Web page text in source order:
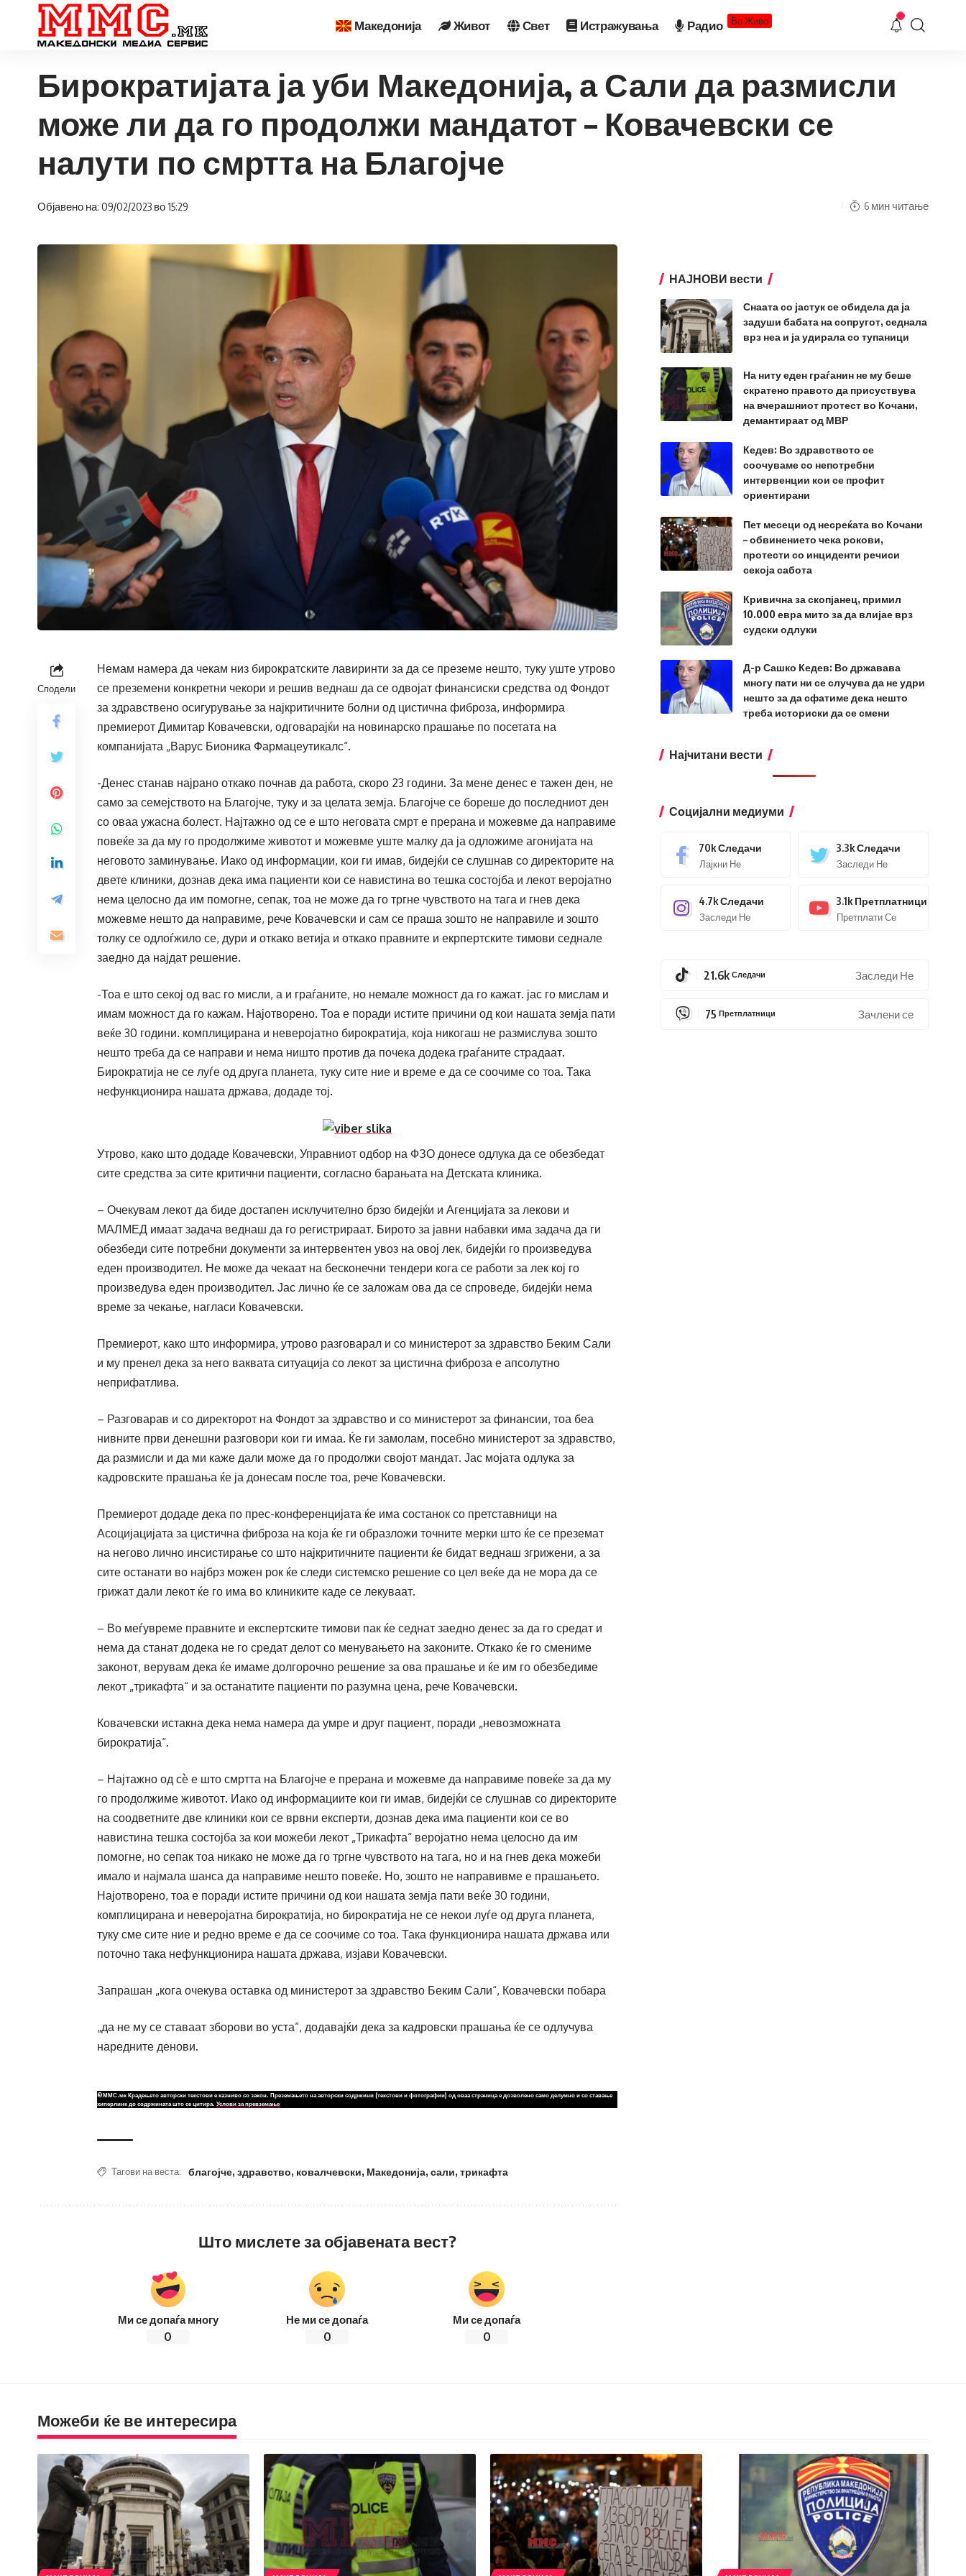
Македонија Живот Свет Истражувања Радио Во Живо
Бирократијата ја уби Македонија, а Сали да размисли
може ли да го продолжи мандатот – Ковачевски се
налути по смртта на Благојче
Објавено на: 09/02/2023 во 15:29 6 мин читање
Сподели
Немам намера да чекам низ бирократските лавиринти за да се преземе нешто, туку уште утрово
се преземени конкретни чекори и решив веднаш да се одвојат финансиски средства од Фондот
за здравствено осигурување за најкритичните болни од цистична фиброза, информира
премиерот Димитар Ковачевски, одговарајќи на новинарско прашање по посетата на
компанијата „Варус Бионика Фармацеутикалс“.
-Денес станав најрано откако почнав да работа, скоро 23 години. За мене денес е тажен ден, не
само за семејството на Благојче, туку и за целата земја. Благојче се бореше до последниот ден
со оваа ужасна болест. Најтажно од се е што неговата смрт е прерана и можевме да направиме
повеќе за да му го продолжиме животот и можевме уште малку да ја одложиме агонијата на
неговото заминување. Иако од информации, кои ги имав, бидејќи се слушнав со директорите на
двете клиники, дознав дека има пациенти кои се навистина во тешка состојба и лекот веројатно
нема целосно да им помогне, сепак, тоа не може да го тргне чувството на тага и гнев дека
можевме нешто да направиме, рече Ковачевски и сам се праша зошто не направиле и зошто
толку се одлоѓжило се, дури и откако ветија и откако правните и екрпертските тимови седнале
заедно да најдат решение.
-Тоа е што секој од вас го мисли, а и граѓаните, но немале можност да го кажат. јас го мислам и
имам можност да го кажам. Најотворено. Тоа е поради истите причини од кои нашата земја пати
веќе 30 години. комплицирана и неверојатно бирократија, која никогаш не размислува зошто
нешто треба да се направи и нема ништо против да почека додека граѓаните страдаат.
Бирократија не се луѓе од друга планета, туку сите ние и време е да се соочиме со тоа. Така
нефункционира нашата држава, додаде тој.
Утрово, како што додаде Ковачевски, Управниот одбор на ФЗО донесе одлука да се обезбедат
сите средства за сите критични пациенти, согласно барањата на Детската клиника.
– Очекувам лекот да биде достапен исклучително брзо бидејќи и Агенцијата за лекови и
МАЛМЕД имаат задача веднаш да го регистрираат. Бирото за јавни набавки има задача да ги
обезбеди сите потребни документи за интервентен увоз на овој лек, бидејќи го произведува
еден производител. Не може да чекаат на бесконечни тендери кога се работи за лек кој го
произведува еден производител. Јас лично ќе се заложам ова да се спроведе, бидејќи нема
време за чекање, нагласи Ковачевски.
Премиерот, како што информира, утрово разговарал и со министерот за здравство Беким Сали
и му пренел дека за него ваквата ситуација со лекот за цистична фиброза е апсолутно
неприфатлива.
– Разговарав и со директорот на Фондот за здравство и со министерот за финансии, тоа беа
нивните први денешни разговори кои ги имаа. Ќе ги замолам, посебно министерот за здравство,
да размисли и да ми каже дали може да го продолжи својот мандат. Јас мојата одлука за
кадровските прашања ќе ја донесам после тоа, рече Ковачевски.
Премиерот додаде дека по прес-конференцијата ќе има состанок со претставници на
Асоцијацијата за цистична фиброза на која ќе ги образложи точните мерки што ќе се преземат
на негово лично инсистирање со што најкритичните пациенти ќе бидат веднаш згрижени, а за
сите останати во најбрз можен рок ќе следи системско решение со цел веќе да не мора да се
грижат дали лекот ќе го има во клиниките каде се лекуваат.
– Во меѓувреме правните и експертските тимови пак ќе седнат заедно денес за да го средат и
нема да станат додека не го средат делот со менувањето на законите. Откако ќе го смениме
законот, верувам дека ќе имаме долгорочно решение за ова прашање и ќе им го обезбедиме
лекот „трикафта“ и за останатите пациенти по разумна цена, рече Ковачевски.
Ковачевски истакна дека нема намера да умре и друг пациент, поради „невозможната
бирократија“.
– Најтажно од сè е што смртта на Благојче е прерана и можевме да направиме повеќе за да му
го продолжиме животот. Иако од информациите кои ги имав, бидејќи се слушнав со директорите
на соодветните две клиники кои се врвни експерти, дознав дека има пациенти кои се во
навистина тешка состојба за кои можеби лекот „Трикафта“ веројатно нема целосно да им
помогне, но сепак тоа никако не може да го тргне чувството на тага, но и на гнев дека можеби
имало и најмала шанса да направиме нешто повеќе. Но, зошто не направивме е прашањето.
Најотворено, тоа е поради истите причини од кои нашата земја пати веќе 30 години,
комплицирана и неверојатна бирократија, но бирократија не се некои луѓе од друга планета,
туку сме сите ние и редно време е да се соочиме со тоа. Така функционира нашата држава или
поточно така нефункционира нашата држава, изјави Ковачевски.
Запрашан „кога очекува оставка од министерот за здравство Беким Сали“, Ковачевски побара
„да не му се ставаат зборови во уста“, додавајќи дека за кадровски прашања ќе се одлучува
наредните денови.
©ММС.мк Крадењето авторски текстови е казниво со закон. Преземањето на авторски содржини (текстови и фотографии) од оваа страница е дозволено само делумно и со ставање
хиперлинк до содржината што се цитира. Услови за превземање
Тагови на веста: благојче, здравство, ковалчевски, Македонија, сали, трикафта
Што мислете за објавената вест?
Ми се допаѓа многу
0
Не ми се допаѓа
0
Ми се допаѓа
0
НАЈНОВИ вести
Снаата со јастук се обидела да ја
задуши бабата на сопругот, седнала
врз неа и ја удирала со тупаници
На ниту еден граѓанин не му беше
скратено правото да присуствува
на вчерашниот протест во Кочани,
демантираат од МВР
Кедев: Во здравството се
соочуваме со непотребни
интервенции кои се профит
ориентирани
Пет месеци од несреќата во Кочани
– обвинението чека рокови,
протести со инциденти речиси
секоја сабота
Кривична за скопјанец, примил
10.000 евра мито за да влијае врз
судски одлуки
Д-р Сашко Кедев: Во државава
многу пати ни се случува да не удри
нешто за да сфатиме дека нешто
треба историски да се смени
Најчитани вести
Социјални медиуми
70kСледачи
Лајкни Не
3.3kСледачи
Заследи Не
4.7kСледачи
Заследи Не
3.1k Претплатници
Претплати Се
21.6k Следачи Заследи Не
75 Претплатници Зачлени се
Можеби ќе ве интересира